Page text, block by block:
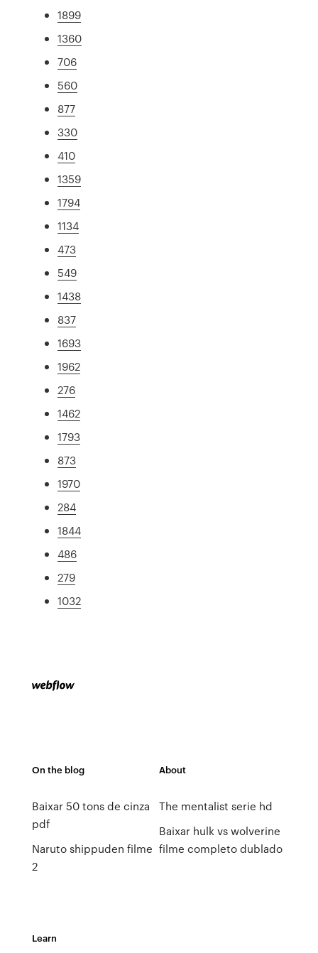
1899
1360
706
560
877
330
410
1359
1794
1134
473
549
1438
837
1693
1962
276
1462
1793
873
1970
284
1844
486
279
1032
On the blog
Baixar 50 tons de cinza
pdf
Naruto shippuden filme
2
About
The mentalist serie hd
Baixar hulk vs wolverine
filme completo dublado
Learn